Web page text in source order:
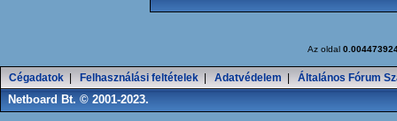
Az oldal
Cégadatok Felhasználási feltételek Adatvédelem Általános Fórum
Netboard Bt. © 2001-2023.